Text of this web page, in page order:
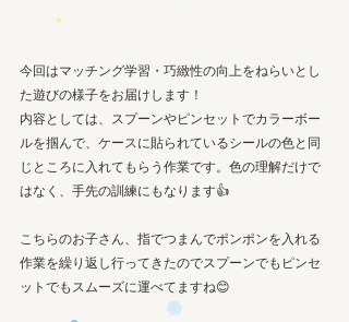
今回はマッチング学習・巧緻性の向上をねらいとし
た遊びの様子をお届けします！
内容としては、スプーンやピンセットでカラーボー
ルを掴んで、ケースに貼られているシールの色と同
じところに入れてもらう作業です。色の理解だけで
はなく、手先の訓練にもなります👍
こちらのお子さん、指でつまんでポンポンを入れる
作業を繰り返し行ってきたのでスプーンでもピンセ
ットでもスムーズに運べてますね😊